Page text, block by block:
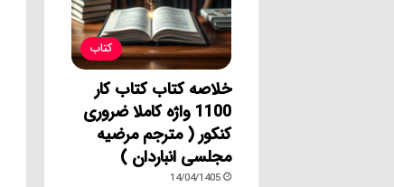
کتاب
خلاصه کتاب کتاب کار
1100 واژه کاملا ضروری
کنکور ( مترجم مرضیه
مجلسی انباردان )
14/04/1405